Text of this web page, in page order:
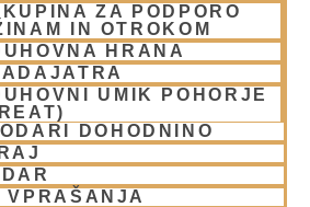
ZA PODPORO
IN OTROKOM
HRANA
UMIK POHORJE
DOHODNINO
VPRAŠANJA